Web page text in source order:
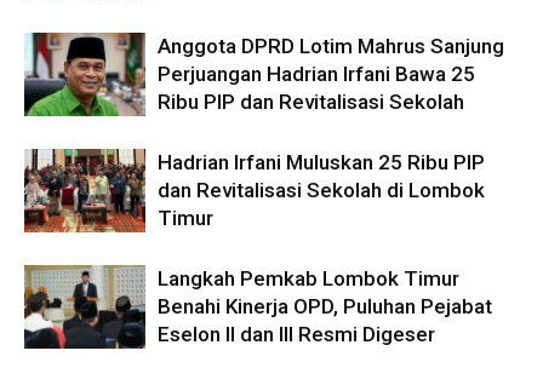
Anggota DPRD Lotim Mahrus Sanjung
Perjuangan Hadrian Irfani Bawa 25
Ribu PIP dan Revitalisasi Sekolah
Hadrian Irfani Muluskan 25 Ribu PIP
dan Revitalisasi Sekolah di Lombok
Timur
Langkah Pemkab Lombok Timur
Benahi Kinerja OPD, Puluhan Pejabat
Eselon II dan III Resmi Digeser